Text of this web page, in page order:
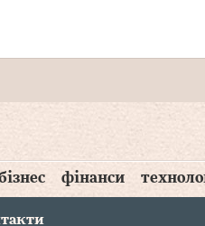
фінанси